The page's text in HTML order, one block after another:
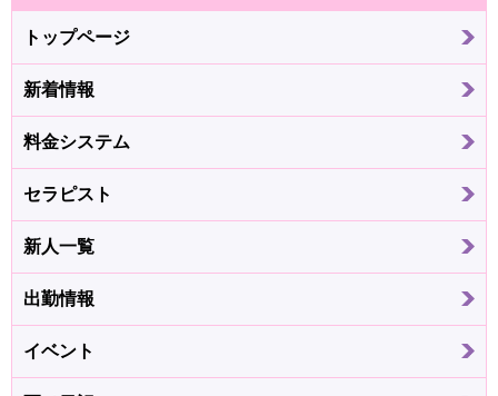
トップページ
新着情報
料金システム
セラピスト
新人一覧
出勤情報
イベント